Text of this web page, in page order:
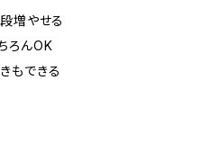
増やせる
ろんOK
もできる